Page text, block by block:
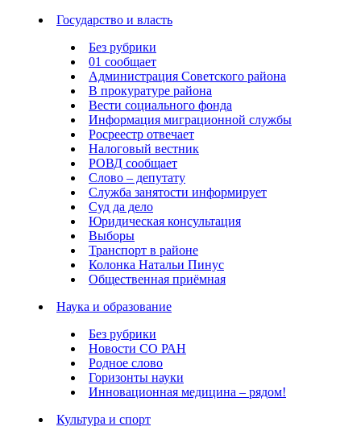
Государство и власть
Без рубрики
01 сообщает
Администрация Советского района
В прокуратуре района
Вести социального фонда
Информация миграционной службы
Росреестр отвечает
Налоговый вестник
РОВД сообщает
Слово – депутату
Служба занятости информирует
Суд да дело
Юридическая консультация
Выборы
Транспорт в районе
Колонка Натальи Пинус
Общественная приёмная
Наука и образование
Без рубрики
Новости СО РАН
Родное слово
Горизонты науки
Инновационная медицина – рядом!
Культура и спорт